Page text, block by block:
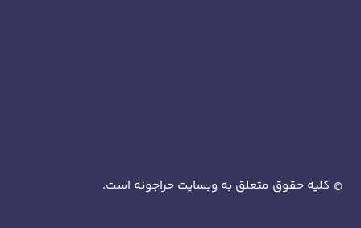
© کلیه حقوق متعلق به وبسایت حراجونه است.